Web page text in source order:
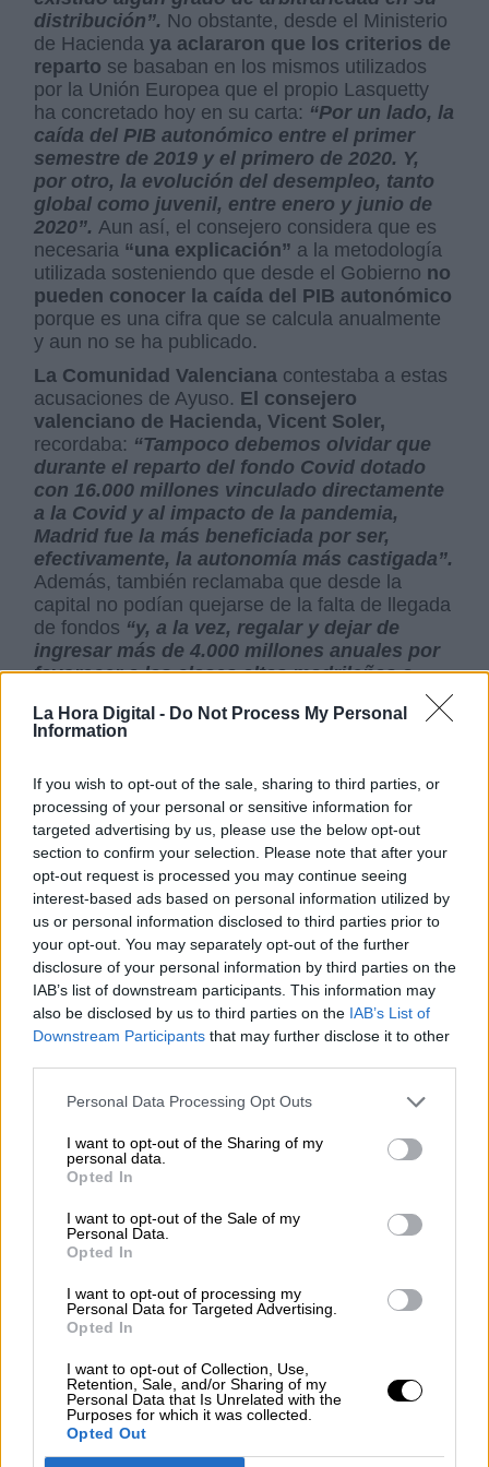
La Hora Digital - Do Not Process My Personal
Information
If you wish to opt-out of the sale, sharing to third parties, or
processing of your personal or sensitive information for
targeted advertising by us, please use the below opt-out
section to confirm your selection. Please note that after your
opt-out request is processed you may continue seeing
interest-based ads based on personal information utilized by
us or personal information disclosed to third parties prior to
your opt-out. You may separately opt-out of the further
disclosure of your personal information by third parties on the
IAB’s list of downstream participants. This information may
also be disclosed by us to third parties on the IAB’s List of
Downstream Participants that may further disclose it to other
Personal Data Processing Opt Outs
I want to opt-out of the Sharing of my
personal data.
Opted In
I want to opt-out of the Sale of my
Personal Data.
Opted In
I want to opt-out of processing my
Personal Data for Targeted Advertising.
Opted In
I want to opt-out of Collection, Use,
Retention, Sale, and/or Sharing of my
Personal Data that Is Unrelated with the
Purposes for which it was collected.
Opted Out
distribución”. No obstante, desde el Ministerio
de Haciendaya aclararon que los criterios de
reparto se basaban en los mismos utilizados
por la Unión Europea que el propio Lasquetty
ha concretado hoy en su carta: “Por un lado, la
caída del PIB autonómico entre el primer
semestre de 2019 y el primero de 2020. Y,
por otro, la evolución del desempleo, tanto
global como juvenil, entre enero y junio de
2020”. Aun así, el consejero considera que es
necesaria “una explicación” a la metodología
utilizada sosteniendo que desde el Gobierno no
pueden conocer la caída del PIB autonómico
porque es una cifra que se calcula anualmente
y aun no se ha publicado.
La Comunidad Valenciana contestaba a estas
acusaciones de Ayuso. El consejero
valenciano de Hacienda, Vicent Soler,
recordaba: “Tampoco debemos olvidar que
durante el reparto del fondo Covid dotado
con 16.000 millones vinculado directamente
a la Covid y al impacto de la pandemia,
Madrid fue la más beneficiada por ser,
efectivamente, la autonomía más castigada”.
Además, también reclamaba que desde la
capital no podían quejarse de la falta de llegada
de fondos “y, a la vez, regalar y dejar de
ingresar más de 4.000 millones anuales por
favorecer a las clases altas madrileñas a
Las acusaciones de Ayuso basadas
tampoco se sostienen, ya que Madrid
solo
estaría perdiendo 36 millones y no los 422
de los que habla la presidenta, mientras que
Cataluña recibiría 66 menos.
En sus
declaraciones no hubo ninguna mención a
Andalucía, que proporcionalmente recibe más
que la anterior.
ANDALUCÍA TAMBIÉN DENUNCIA UN ROBO DEL
GOBIERNO A PESAR DE SER LA QUE MÁS RECIBE
El vicepresidente de la junta de Andalucía,
Juan Marín, de Ciudadanos,acusaba que al
Gobierno de“robar”a la comunidad para
favorecer a ERC y Bildua pesar de que son la
cantidad un punto porcentual por encima de su
población. El vicepresidente opinaba que
debían recibir el 32% de los fondos, 1.400
millones más
atropello”.
El presidente de Castilla y León, el popular
“muy decepcionado”por el dinero recibido en
su comunidad,
de población. Opinaba que el reparto
“penaliza”a las comunidades que más se han
esforzado para paliar la pandemia y que,
guiándose por criterios poblacionales,